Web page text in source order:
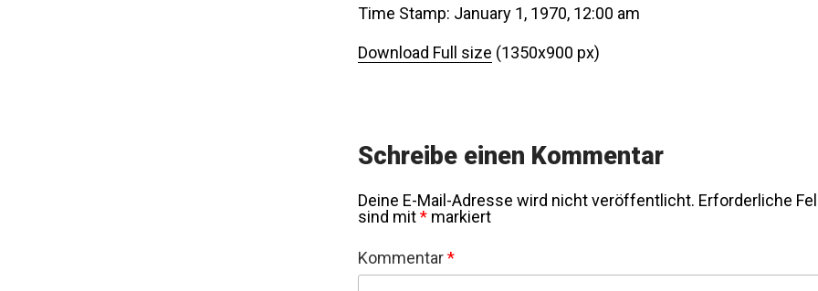
Time Stamp: January 1, 1970, 12:00 am
Download Full size (1350x900 px)
Schreibe einen Kommentar
Deine E-Mail-Adresse wird nicht veröffentlicht. Erforderliche
sind mit* markiert
Kommentar*